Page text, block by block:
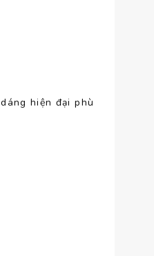
hiện đại phù